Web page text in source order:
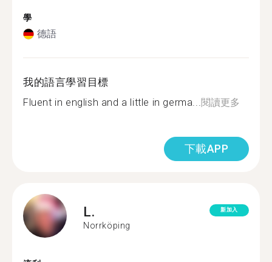
學
德語
我的語言學習目標
Fluent in english and a little in germa...閱讀更多
下載APP
L.
Norrköping
新加入